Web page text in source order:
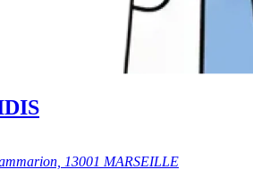
13001 MARSEILLE